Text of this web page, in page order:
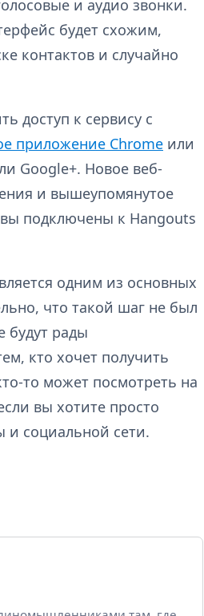
и аудио звонки.
будет схожим,
контактов и случайно
доступ к сервису с
приложение Chrome или
Google+. Новое веб-
и вышеупомянутое
подключены к Hangouts
одним из основных
что такой шаг не был
будут рады
кто хочет получить
то может посмотреть на
вы хотите просто
и социальной сети.